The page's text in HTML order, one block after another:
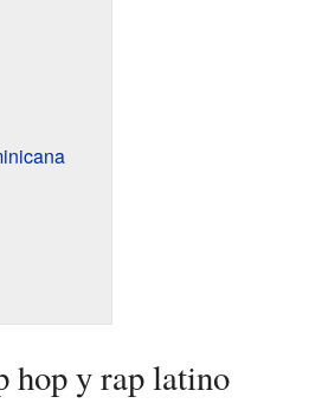
hop y rap latino